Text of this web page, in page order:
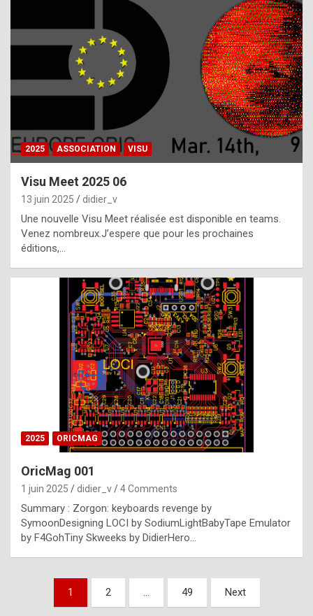
h
a
t
t
e
b
e
s
t
p
h
o
n
y
l
e
x
a
2025 ASSOCIATION VISU
Visu Meet 2025 06
13 juin 2025 didier_v
Une nouvelle Visu Meet réalisée est disponible en teams.
Venez nombreux.J’espere que pour les prochaines
éditions,…
2025 ORICMAG
OricMag 001
1 juin 2025 didier_v 4 Comments
Summary : Zorgon: keyboards revenge by
SymoonDesigning LOCI by SodiumLightBabyTape Emulator
by F4GohTiny Skweeks by DidierHero…
Pagination
1 2 … 49 Next